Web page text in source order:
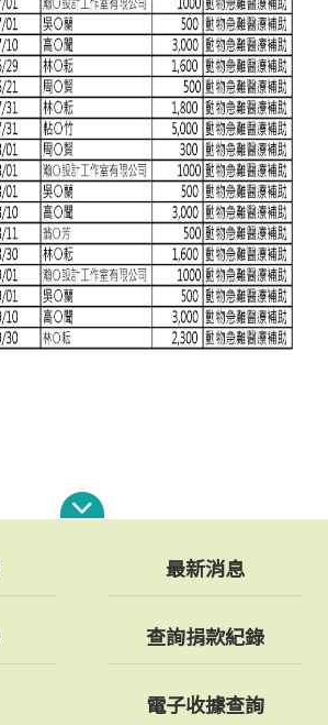
最新消息
查詢捐款紀錄
電子收據查詢